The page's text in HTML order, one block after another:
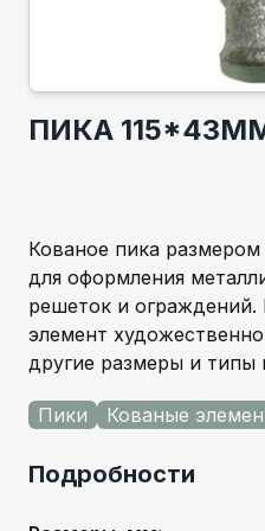
ПИКА
Кованое пика
для оформления
решеток и
элемент
другие размеры и типы
Пики Кованые
Подробности